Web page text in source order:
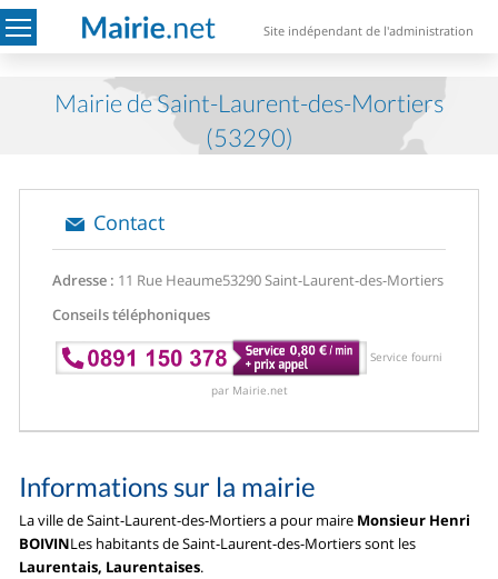
Site indépendant de l'administration
Mairie de Saint-Laurent-des-Mortiers
(53290)
Contact
Adresse : 11 Rue Heaume53290 Saint-Laurent-des-Mortiers
Conseils téléphoniques
Service fourni
par Mairie.net
Informations sur la mairie
La ville de Saint-Laurent-des-Mortiers a pour maire Monsieur Henri
BOIVINLes habitants de Saint-Laurent-des-Mortiers sont les
Laurentais, Laurentaises.